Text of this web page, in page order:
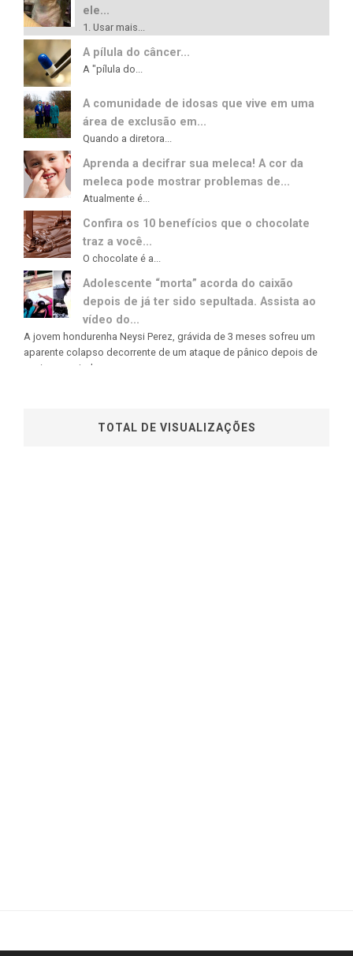
ele...
1. Usar mais...
A pílula do câncer...
A "pílula do...
A comunidade de idosas que vive em uma
área de exclusão em...
Quando a diretora...
Aprenda a decifrar sua meleca! A cor da
meleca pode mostrar problemas de...
Atualmente é...
Confira os 10 benefícios que o chocolate
traz a você...
O chocolate é a...
Adolescente “morta” acorda do caixão
depois de já ter sido sepultada. Assista ao
vídeo do...
A jovem hondurenha Neysi Perez, grávida de 3 meses sofreu um
aparente colapso decorrente de um ataque de pânico depois de
ouvir uma rajada...
TOTAL DE VISUALIZAÇÕES